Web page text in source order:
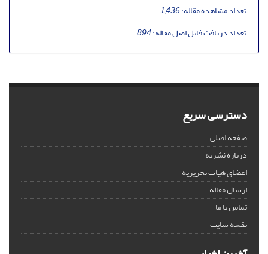
تعداد مشاهده مقاله:1,436
تعداد دریافت فایل اصل مقاله:894
دسترسی سریع
صفحه اصلی
درباره نشریه
اعضای هیات تحریریه
ارسال مقاله
تماس با ما
نقشه سایت